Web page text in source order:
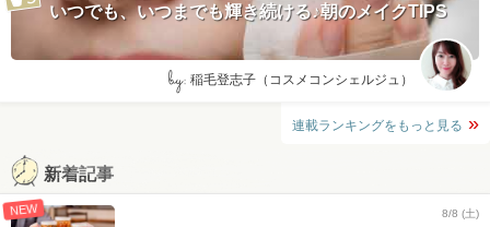
いつでも、いつまでも輝き続ける♪朝のメイクTIPS
by: 稲毛登志子（コスメコンシェルジュ）
連載ランキングをもっと見る
新着記事
NEW 8/8 (土)